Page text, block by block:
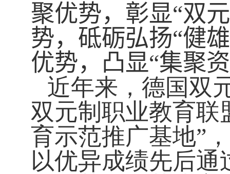
聚优势，彰显“双
势，砥砺弘扬“健
优势，凸显“集聚
近年来，德国双
双元制职业教育联
育示范推广基地”
以优异成绩先后